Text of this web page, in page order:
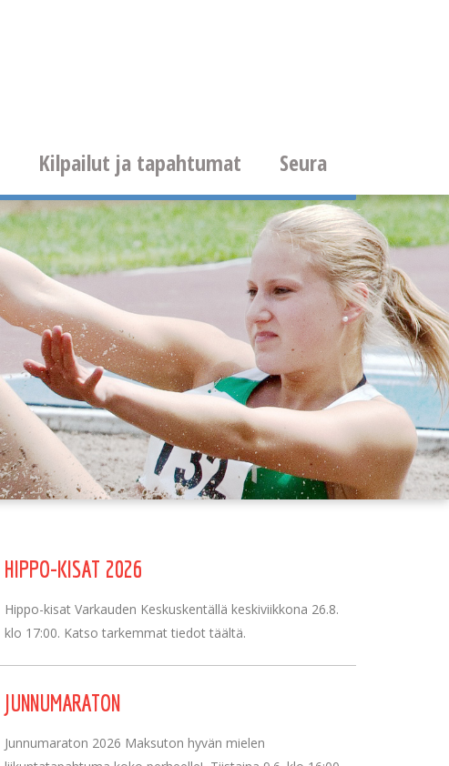
Kilpailut ja tapahtumat Seura
HIPPO-KISAT 2026
Hippo-kisat Varkauden Keskuskentällä keskiviikkona 26.8.
klo 17:00. Katso tarkemmat tiedot täältä.
JUNNUMARATON
Junnumaraton 2026 Maksuton hyvän mielen